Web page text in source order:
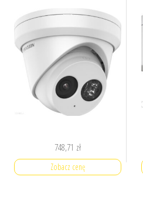
748,71 zł
Zobacz cenę